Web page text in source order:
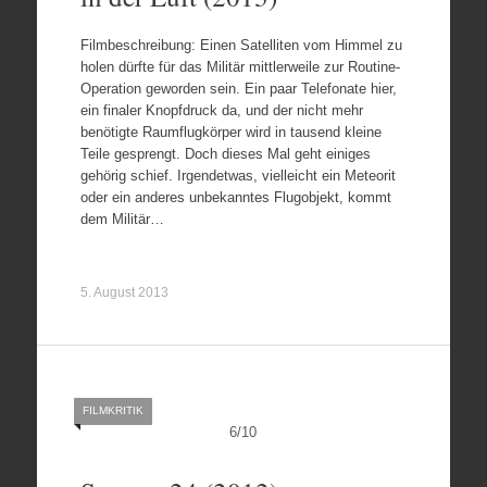
Filmbeschreibung: Einen Satelliten vom Himmel zu
holen dürfte für das Militär mittlerweile zur Routine-
Operation geworden sein. Ein paar Telefonate hier,
ein finaler Knopfdruck da, und der nicht mehr
benötigte Raumflugkörper wird in tausend kleine
Teile gesprengt. Doch dieses Mal geht einiges
gehörig schief. Irgendetwas, vielleicht ein Meteorit
oder ein anderes unbekanntes Flugobjekt, kommt
dem Militär…
5. August 2013
6/10
FILMKRITIK